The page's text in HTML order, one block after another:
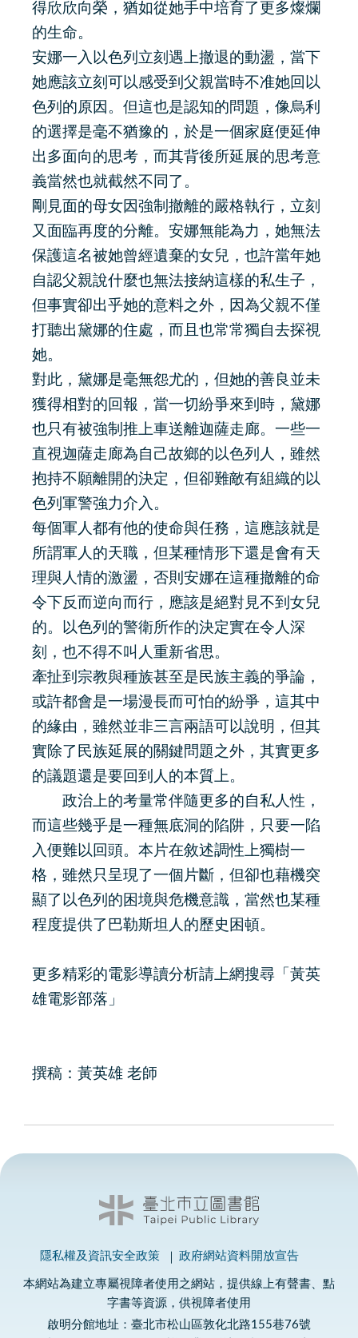
得欣欣向榮，猶如從她手中培育了更多燦爛
的生命。
安娜一入以色列立刻遇上撤退的動盪，當下
她應該立刻可以感受到父親當時不准她回以
色列的原因。但這也是認知的問題，像烏利
的選擇是毫不猶豫的，於是一個家庭便延伸
出多面向的思考，而其背後所延展的思考意
義當然也就截然不同了。
剛見面的母女因強制撤離的嚴格執行，立刻
又面臨再度的分離。安娜無能為力，她無法
保護這名被她曾經遺棄的女兒，也許當年她
自認父親說什麼也無法接納這樣的私生子，
但事實卻出乎她的意料之外，因為父親不僅
打聽出黛娜的住處，而且也常常獨自去探視
她。
對此，黛娜是毫無怨尤的，但她的善良並未
獲得相對的回報，當一切紛爭來到時，黛娜
也只有被強制推上車送離迦薩走廊。一些一
直視迦薩走廊為自己故鄉的以色列人，雖然
抱持不願離開的決定，但卻難敵有組織的以
色列軍警強力介入。
每個軍人都有他的使命與任務，這應該就是
所謂軍人的天職，但某種情形下還是會有天
理與人情的激盪，否則安娜在這種撤離的命
令下反而逆向而行，應該是絕對見不到女兒
的。以色列的警衛所作的決定實在令人深
刻，也不得不叫人重新省思。
牽扯到宗教與種族甚至是民族主義的爭論，
或許都會是一場漫長而可怕的紛爭，這其中
的緣由，雖然並非三言兩語可以說明，但其
實除了民族延展的關鍵問題之外，其實更多
的議題還是要回到人的本質上。
政治上的考量常伴隨更多的自私人性，
而這些幾乎是一種無底洞的陷阱，只要一陷
入便難以回頭。本片在敘述調性上獨樹一
格，雖然只呈現了一個片斷，但卻也藉機突
顯了以色列的困境與危機意識，當然也某種
程度提供了巴勒斯坦人的歷史困頓。
更多精彩的電影導讀分析請上網搜尋「黃英
雄電影部落」
撰稿：黃英雄 老師
隱私權及資訊安全政策 政府網站資料開放宣告
本網站為建立專屬視障者使用之網站，提供線上有聲書、點
字書等資源，供視障者使用
啟明分館地址：臺北市松山區敦化北路155巷76號